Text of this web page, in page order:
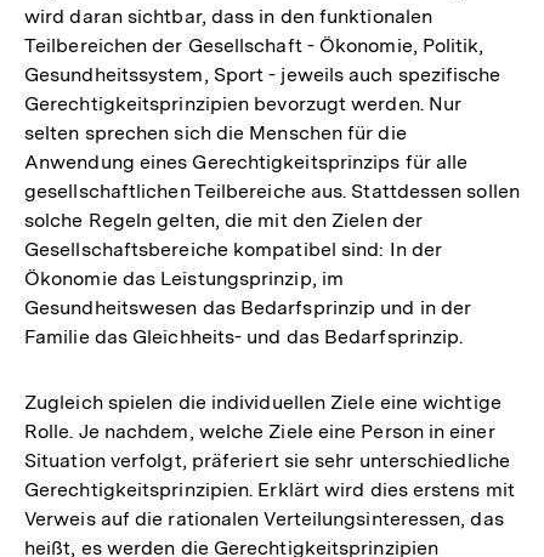
wird daran sichtbar, dass in den funktionalen
Teilbereichen der Gesellschaft - Ökonomie, Politik,
Gesundheitssystem, Sport - jeweils auch spezifische
Gerechtigkeitsprinzipien bevorzugt werden. Nur
selten sprechen sich die Menschen für die
Anwendung eines Gerechtigkeitsprinzips für alle
gesellschaftlichen Teilbereiche aus. Stattdessen sollen
solche Regeln gelten, die mit den Zielen der
Gesellschaftsbereiche kompatibel sind: In der
Ökonomie das Leistungsprinzip, im
Gesundheitswesen das Bedarfsprinzip und in der
Familie das Gleichheits- und das Bedarfsprinzip.
Zugleich spielen die individuellen Ziele eine wichtige
Rolle. Je nachdem, welche Ziele eine Person in einer
Situation verfolgt, präferiert sie sehr unterschiedliche
Gerechtigkeitsprinzipien. Erklärt wird dies erstens mit
Verweis auf die rationalen Verteilungsinteressen, das
heißt, es werden die Gerechtigkeitsprinzipien